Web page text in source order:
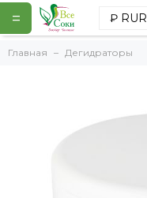
=
Главная Дегидраторы